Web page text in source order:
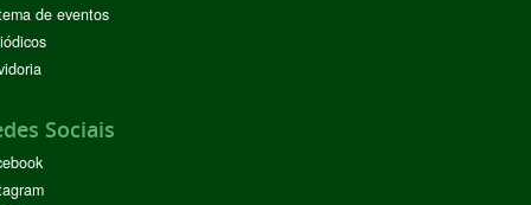
de eventos
Sociais